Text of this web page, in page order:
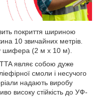
покриття шириною
10 звичайних метрів.
шифера (2 м х 10 м).
являє собою дуже
смоли і несучого
надають виробу
високу стійкість до УФ-